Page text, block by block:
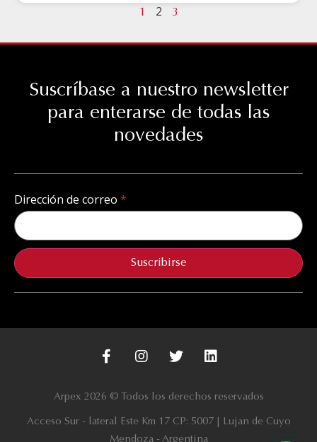
1 2 3
Suscríbase a nuestro newsletter
para enterarse de todas las
novedades
Dirección de correo
Suscribirse
Arpex 2026 © Todos los derechos reservados
Acceso Sur - lateral Este Km 17 CP: 5007 | Lujan de Cuyo
Mendoza - Argentina